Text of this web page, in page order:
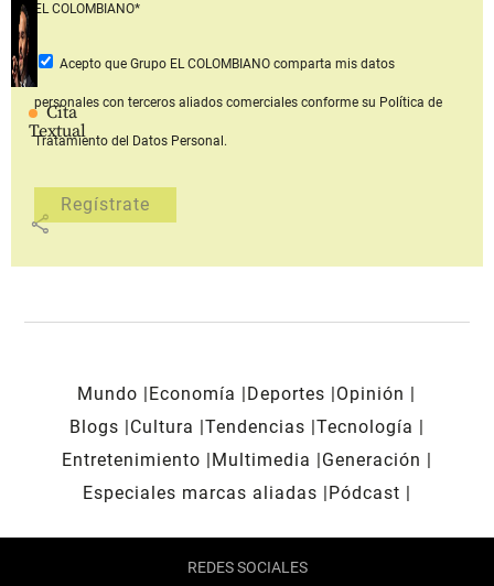
Cita
Textual
share
EL COLOMBIANO*
Acepto que Grupo EL COLOMBIANOcomparta mis datos
personales con terceros aliados comerciales conforme su Política de
Tratamiento del Datos Personal.
Mundo Economía Deportes
Opinión
Blogs
Cultura Tendencias Tecnología
Entretenimiento
Multimedia
Generación
Especiales marcas aliadas
Pódcast
REDES SOCIALES